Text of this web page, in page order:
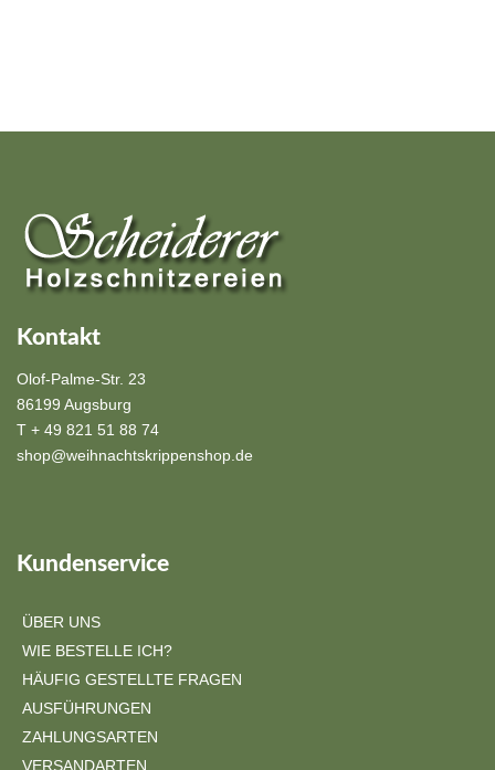
Kontakt
Olof-Palme-Str. 23
86199 Augsburg
T + 49 821 51 88 74
shop@weihnachtskrippenshop.de
Kundenservice
ÜBER UNS
WIE BESTELLE ICH?
HÄUFIG GESTELLTE FRAGEN
AUSFÜHRUNGEN
ZAHLUNGSARTEN
VERSANDARTEN